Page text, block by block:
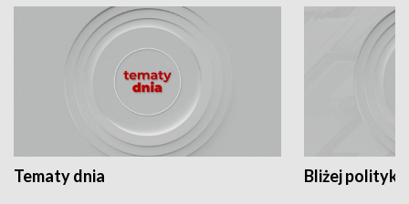
Tematy dnia Bliżej polityki